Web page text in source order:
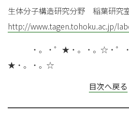
生体分子構造研究分野 稲葉研究
http://www.tagen.tohoku.ac.jp/
・。・゜★・。・。☆・゜・
★・。・。☆
目次へ戻る